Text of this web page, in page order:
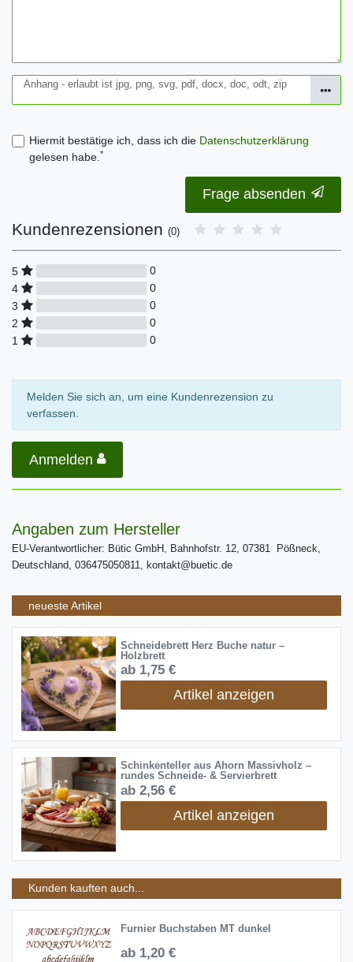
Anhang - erlaubt ist jpg, png, svg, pdf, docx, doc, odt, zip
Hiermit bestätige ich, dass ich die Daten­schutz­erklärung
gelesen habe. *
Frage absenden
Kundenrezensionen (0)
5
0
4
0
3
0
2
0
1
0
Melden Sie sich an, um eine Kundenrezension zu
verfassen.
Anmelden
Angaben zum Hersteller
EU-Verantwortlicher: Bütic GmbH, Bahnhofstr. 12, 07381 Pößneck,
Deutschland, 036475050811, kontakt@buetic.de
neueste Artikel
Schneidebrett Herz Buche natur –
Holzbrett
ab 1,75 €
Artikel anzeigen
Schinkenteller aus Ahorn Massivholz –
rundes Schneide- & Servierbrett
ab 2,56 €
Artikel anzeigen
Kunden kauften auch...
Furnier Buchstaben MT dunkel
ab 1,20 €